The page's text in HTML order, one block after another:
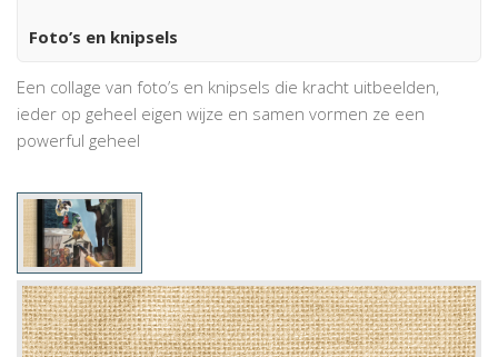
Foto’s en knipsels
Een collage van foto’s en knipsels die kracht uitbeelden,
ieder op geheel eigen wijze en samen vormen ze een
powerful geheel